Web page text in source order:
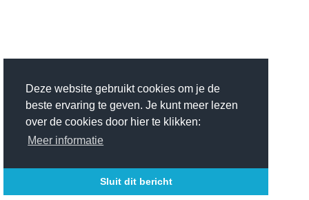
Deze website gebruikt cookies om je de
beste ervaring te geven. Je kunt meer lezen
over de cookies door hier te klikken:
Meer informatie
Sluit dit bericht